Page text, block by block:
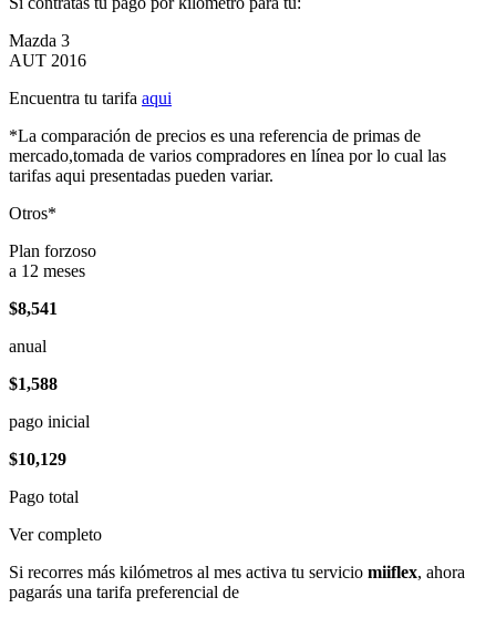
Mazda 3
AUT 2016
Encuentra tu tarifa aqui
*La comparación de precios es una referencia de primas de
mercado,tomada de varios compradores en línea por lo cual las
tarifas aqui presentadas pueden variar.
Otros*
Plan forzoso
a 12 meses
$8,541
anual
$1,588
pago inicial
$10,129
Pago total
Ver completo
Si recorres más kilómetros al mes activa tu servicio miiflex, ahora
pagarás una tarifa preferencial de